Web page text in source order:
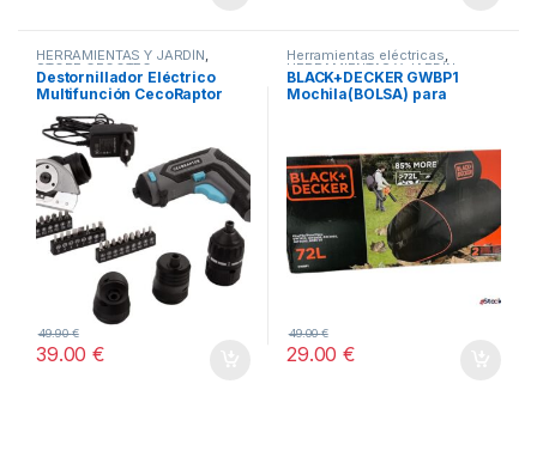
HERRAMIENTAS Y JARDÍN,
STORE CECOTEC -
DISTRIBUIDOR OFICIAL
,
TODOS
Destornillador Eléctrico
Multifunción CecoRaptor
Perfect MultiWork 360 Ultra
39.00€
49.90€
Herramientas eléctricas,
HERRAMIENTAS Y JARDÍN,
TODOS
BLACK+DECKER GWBP1
Mochila(BOLSA) para
29.00€
49.00€